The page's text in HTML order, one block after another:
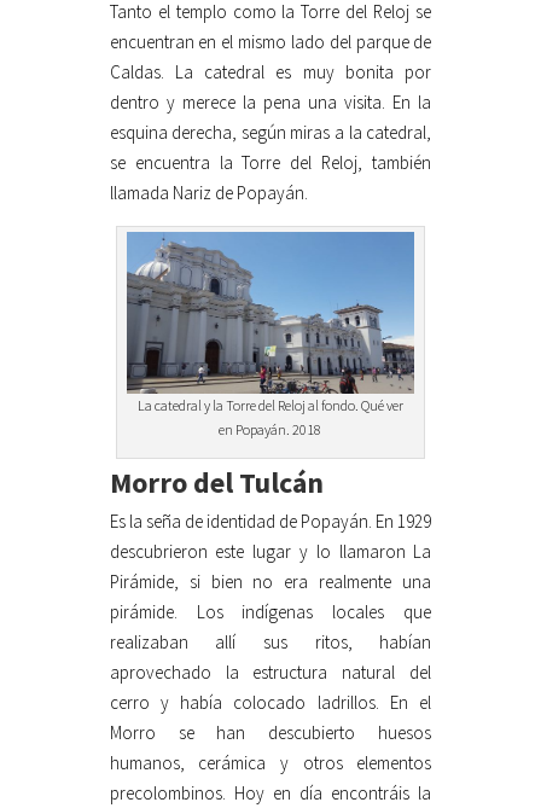
Tanto el templo como la Torre del Reloj se
encuentran en el mismo lado del parque de
Caldas. La catedral es muy bonita por
dentro y merece la pena una visita. En la
esquina derecha, según miras a la catedral,
se encuentra la Torre del Reloj, también
llamada Nariz de Popayán.
La catedral y la Torre del Reloj al fondo. Qué ver
en Popayán. 2018
Morro del Tulcán
Es la seña de identidad de Popayán. En 1929
descubrieron este lugar y lo llamaron La
Pirámide, si bien no era realmente una
pirámide. Los indígenas locales que
realizaban allí sus ritos, habían
aprovechado la estructura natural del
cerro y había colocado ladrillos. En el
Morro se han descubierto huesos
humanos, cerámica y otros elementos
precolombinos. Hoy en día encontráis la